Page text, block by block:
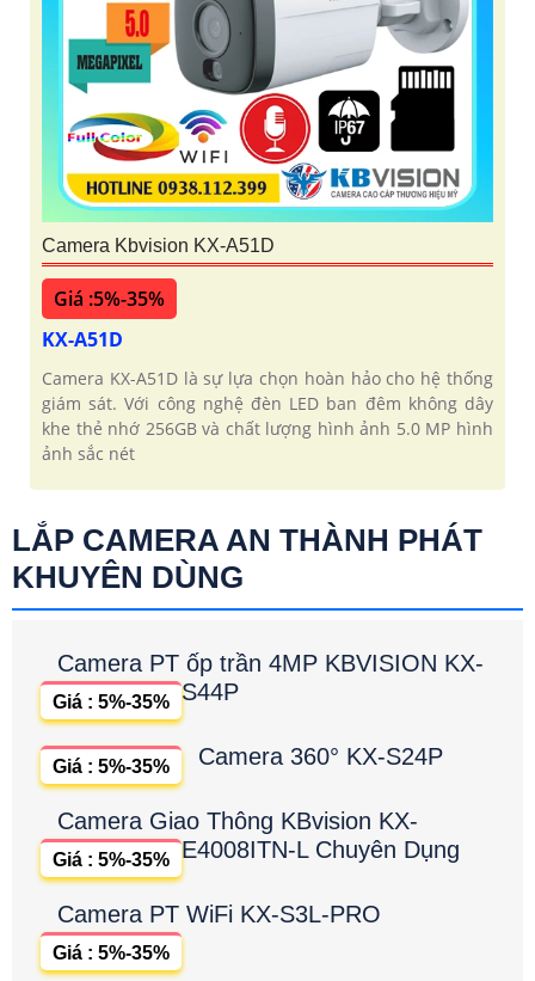
Camera Kbvision KX-A51D
Giá :5%-35%
KX-A51D
Camera KX-A51D là sự lựa chọn hoàn hảo cho hệ thống
giám sát. Với công nghệ đèn LED ban đêm không dây
khe thẻ nhớ 256GB và chất lượng hình ảnh 5.0 MP hình
ảnh sắc nét
LẮP CAMERA AN THÀNH PHÁT
KHUYÊN DÙNG
Camera PT ốp trần 4MP KBVISION KX-
S44P
Giá : 5%-35%
Camera 360° KX-S24P
Giá : 5%-35%
Camera Giao Thông KBvision KX-
E4008ITN-L Chuyên Dụng
Giá : 5%-35%
Camera PT WiFi KX-S3L-PRO
Giá : 5%-35%